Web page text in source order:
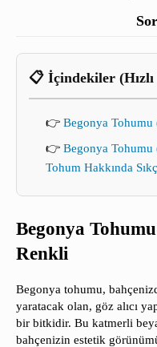
📋 İçindekiler
👉 Begonya
👉 Begonya
Tohum Hakkında
Begonya
Renkli
Begonya tohumu,
yaratacak olan, göz alıcı
bir bitkidir. Bu katmerli
bahçenizin estetik